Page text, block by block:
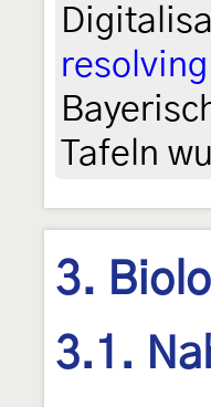
Tafeln
3.
3.1.